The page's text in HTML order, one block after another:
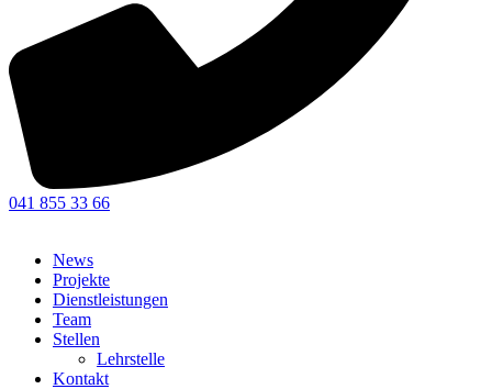
041 855 33 66
News
Projekte
Dienstleistungen
Team
Stellen
Lehrstelle
Kontakt